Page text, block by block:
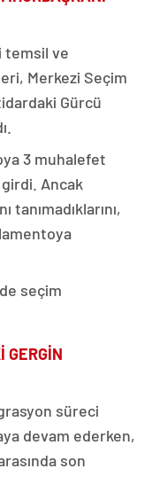
temsil ve
Merkezi Seçim
Gürcü
3 muhalefet
Ancak
seçim
GERGİN
süreci
devam ederken,
son